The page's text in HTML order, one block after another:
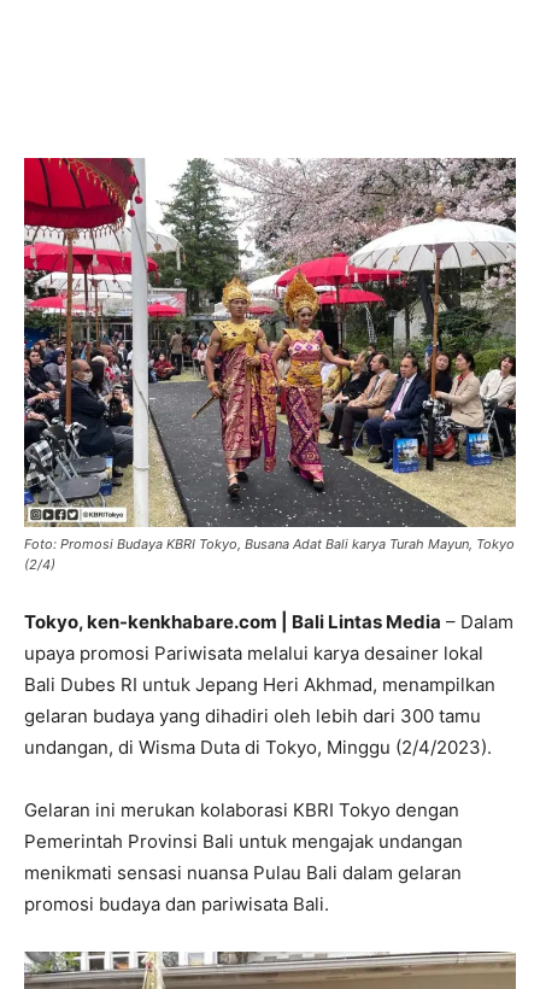
Foto: Promosi Budaya KBRI Tokyo, Busana Adat Bali karya Turah Mayun, Tokyo
(2/4)
Tokyo, ken-kenkhabare.com | Bali Lintas Media – Dalam
upaya promosi Pariwisata melalui karya desainer lokal
Bali Dubes RI untuk Jepang Heri Akhmad, menampilkan
gelaran budaya yang dihadiri oleh lebih dari 300 tamu
undangan, di Wisma Duta di Tokyo, Minggu (2/4/2023).
Gelaran ini merukan kolaborasi KBRI Tokyo dengan
Pemerintah Provinsi Bali untuk mengajak undangan
menikmati sensasi nuansa Pulau Bali dalam gelaran
promosi budaya dan pariwisata Bali.